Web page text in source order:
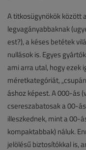
A titkosügynökök között
legvagányabbaknak
est?), a késes betétek
nullások is. Egyes
ami arra utal, hogy ezek
méretkategóriát,
áshoz képest. A 000-ás
csereszabatosak a 00-
illeszkednek, mint a 00-
kompaktabbak) náluk.
jelölésű biztosítókkal is,